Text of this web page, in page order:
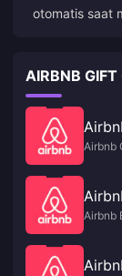
otomatis saat
AIRBNB
Airbnb
Airbnb